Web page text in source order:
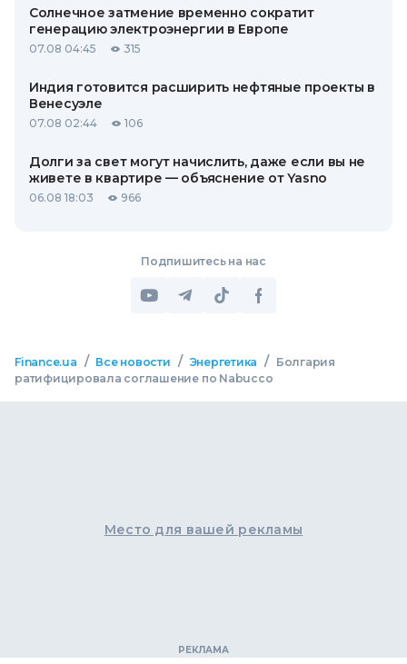
Солнечное затмение временно сократит
генерацию электроэнергии в Европе
07.08 04:45 315
Индия готовится расширить нефтяные проекты в
Венесуэле
07.08 02:44 106
Долги за свет могут начислить, даже если вы не
живете в квартире — объяснение от Yasno
06.08 18:03 966
Подпишитесь на нас
Finance.ua / Все новости / Энергетика /
Болгария
ратифицировала соглашение по Nabucco
Место для вашей рекламы